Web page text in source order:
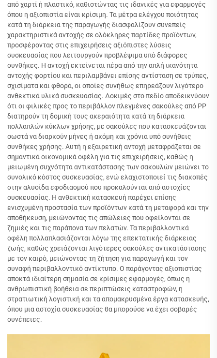
από χαρτί ή πλαστικό, καθιστώντας τις ιδανικές για εφαρμογές
όπου η αξιοπιστία είναι κρίσιμη. Τα μέτρα ελέγχου ποιότητας
κατά τη διάρκεια της παραγωγής διασφαλίζουν συνεπείς
χαρακτηριστικά αντοχής σε ολόκληρες παρτίδες προϊόντων,
προσφέροντας στις επιχειρήσεις αξιόπιστες λύσεις
συσκευασίας που λειτουργούν προβλέψιμα υπό διάφορες
συνθήκες. Η αντοχή εκτείνεται πέρα από την απλή ικανότητα
αντοχής φορτίου και περιλαμβάνει επίσης αντίσταση σε τρύπες,
σχισίματα και φθορά, οι οποίες συνήθως επηρεάζουν λιγότερο
ανθεκτικά υλικά συσκευασίας. Δοκιμές στο πεδίο αποδεικνύουν
ότι οι φιλικές προς το περιβάλλον πλεγμένες σακούλες από PP
διατηρούν τη δομική τους ακεραιότητα κατά τη διάρκεια
πολλαπλών κύκλων χρήσης, με σακούλες που κατασκευάζονται
σωστά να διαρκούν μήνες ή ακόμη και χρόνια υπό συνήθεις
συνθήκες χρήσης. Αυτή η εξαιρετική αντοχή μεταφράζεται σε
σημαντικά οικονομικά οφέλη για τις επιχειρήσεις, καθώς η
μειωμένη συχνότητα αντικατάστασης των σακουλών μειώνει το
συνολικό κόστος συσκευασίας, ενώ ελαχιστοποιεί τις διακοπές
στην αλυσίδα εφοδιασμού που προκαλούνται από αστοχίες
συσκευασίας. Η ανθεκτική κατασκευή παρέχει επίσης
ενισχυμένη προστασία των προϊόντων κατά τη μεταφορά και την
αποθήκευση, μειώνοντας τις απώλειες που οφείλονται σε
ζημιές και τις παράπονα των πελατών. Τα περιβαλλοντικά
οφέλη πολλαπλασιάζονται λόγω της επεκτατικής διάρκειας
ζωής, καθώς χρειάζονται λιγότερες σακούλες αντικατάστασης
με τον καιρό, μειώνοντας τη ζήτηση για παραγωγή και τον
συναφή περιβαλλοντικό αντίκτυπο. Ο παράγοντας αξιοπιστίας
αποκτά ιδιαίτερη σημασία σε κρίσιμες εφαρμογές, όπως η
ανθρωπιστική βοήθεια σε περιπτώσεις καταστροφών, η
στρατιωτική λογιστική και τα απομακρυσμένα έργα κατασκευής,
όπου μια αστοχία συσκευασίας θα μπορούσε να έχει σοβαρές
συνέπειες.